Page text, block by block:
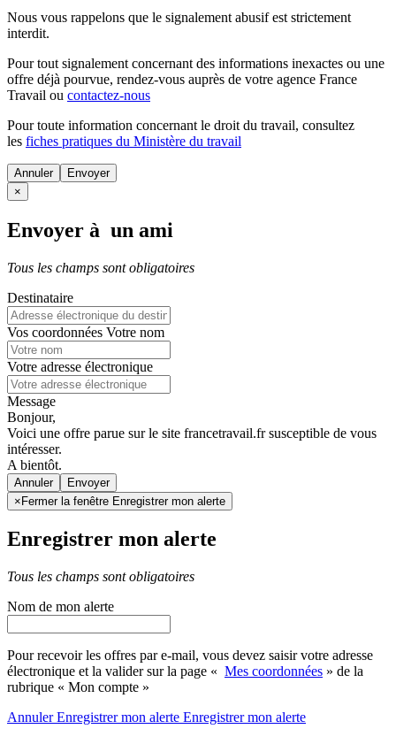
Nous vous rappelons que le signalement abusif est strictement
interdit.
Pour tout signalement concernant des informations inexactes ou une
offre déjà pourvue, rendez-vous auprès de votre agence France
Travail ou contactez-nous
Pour toute information concernant le droit du travail, consultez
les fiches pratiques du Ministère du travail
Annuler
×
Envoyer à un ami
Tous les champs sont obligatoires
Destinataire
Vos coordonnées Votre nom
Votre adresse électronique
Message
Bonjour,
Voici une offre parue sur le site francetravail.fr susceptible de vous
intéresser.
A bientôt.
Annuler
×Fermer la fenêtre Enregistrer mon alerte
Enregistrer mon alerte
Tous les champs sont obligatoires
Nom de mon alerte
Pour recevoir les offres par e-mail, vous devez saisir votre adresse
électronique et la valider sur la page « Mes coordonnées » de la
rubrique « Mon compte »
AnnulerEnregistrer mon alerte Enregistrermon alerte